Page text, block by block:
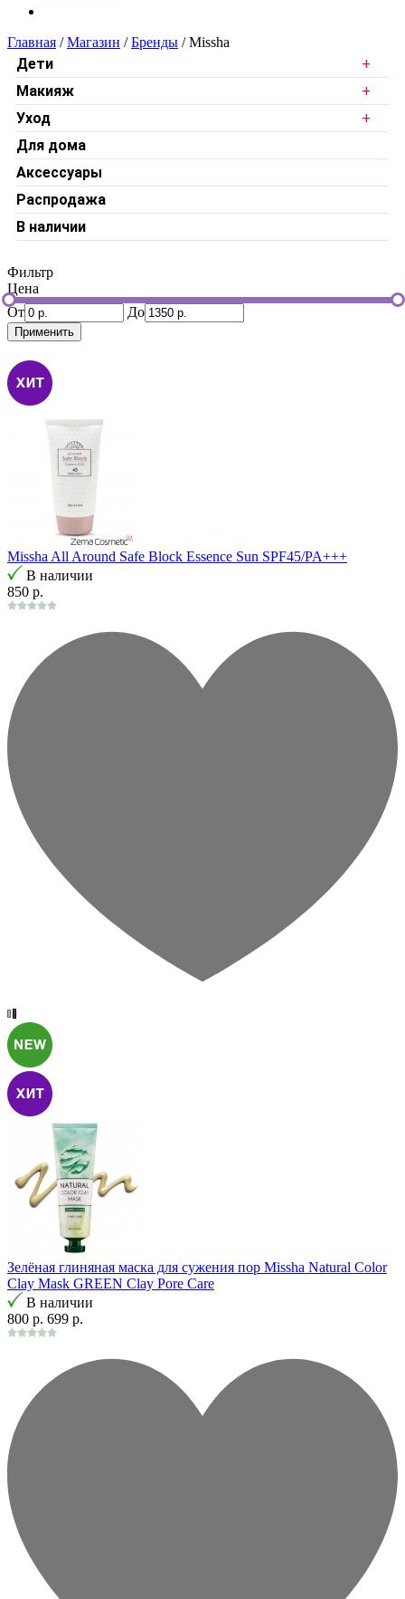
Главная /Магазин /Бренды /Missha
Дети
Макияж
Уход
Для дома
Аксессуары
Распродажа
В наличии
Фильтр
Цена
От
До
Missha All Around Safe Block Essence Sun SPF45/PA+++
В наличии
850 р.
Зелёная глиняная маска для сужения пор Missha Natural Color
Clay Mask GREEN Clay Pore Care
В наличии
800 р. 699 р.